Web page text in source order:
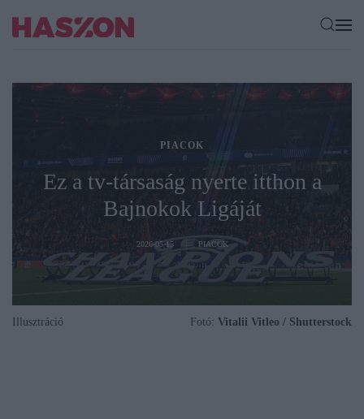
PIACOK
Ez a tv-társaság nyerte itthon a
Bajnokok Ligáját
2026-05-15 PIACOK
Illusztráció Fotó: Vitalii Vitleo / Shutterstock